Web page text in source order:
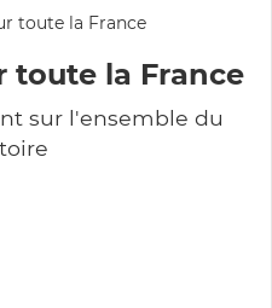
toute la France
sur l'ensemble du